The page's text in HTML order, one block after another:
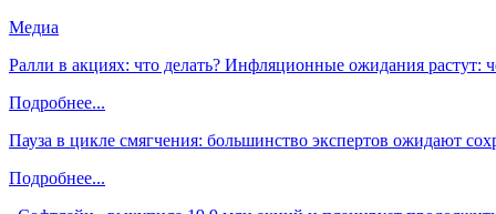
Медиа
Ралли в акциях: что делать? Инфляционные ожидания
Подробнее...
Пауза в цикле смягчения: большинство экспертов ожидают
Подробнее...